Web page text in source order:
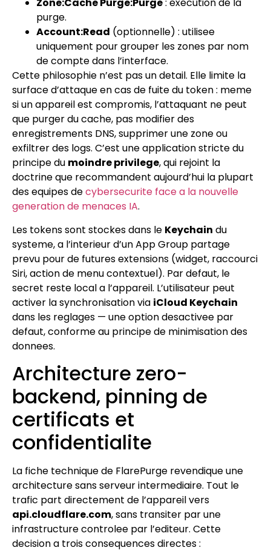
Zone:Cache Purge:Purge: execution de la
purge.
Account:Read (optionnelle) : utilisee
uniquement pour grouper les zones par nom
de compte dans l’interface.
Cette philosophie n’est pas un detail. Elle limite la
surface d’attaque en cas de fuite du token : meme
si un appareil est compromis, l’attaquant ne peut
que purger du cache, pas modifier des
enregistrements DNS, supprimer une zone ou
exfiltrer des logs. C’est une application stricte du
principe du moindre privilege, qui rejoint la
doctrine que recommandent aujourd’hui la plupart
des equipes decybersecurite face a la nouvelle
generation de menaces IA.
Les tokens sont stockes dans le Keychain du
systeme, a l’interieur d’un App Group partage
prevu pour de futures extensions (widget, raccourci
Siri, action de menu contextuel). Par defaut, le
secret reste local a l’appareil. L’utilisateur peut
activer la synchronisation via iCloud Keychain
dans les reglages — une option desactivee par
defaut, conforme au principe de minimisation des
donnees.
Architecture zero-
backend, pinning de
certificats et
confidentialite
La fiche technique de FlarePurge revendique une
architecture sans serveur intermediaire. Tout le
trafic part directement de l’appareil vers
api.cloudflare.com, sans transiter par une
infrastructure controlee par l’editeur. Cette
decision a trois consequences directes :